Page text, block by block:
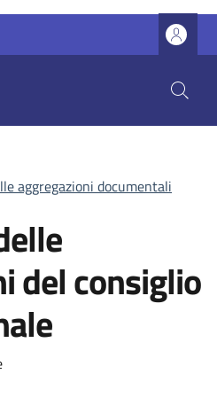
aggregazioni documentali
del consiglio